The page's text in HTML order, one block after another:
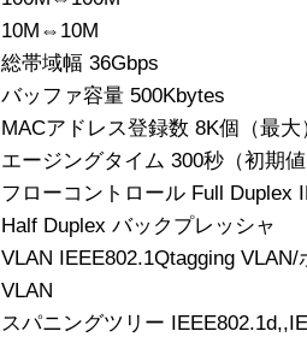
10M⇔10M
総帯域幅 36Gbps
バッファ容量 500Kbytes
MACアドレス登録数 8K個（最大
エージングタイム 300秒（初期
フローコントロール Full Duplex
Half Duplex バックプレッシャ
VLAN IEEE802.1Qtagging
VLAN
スパニングツリー